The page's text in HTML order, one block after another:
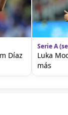
Díaz
Serie A
Luka
más